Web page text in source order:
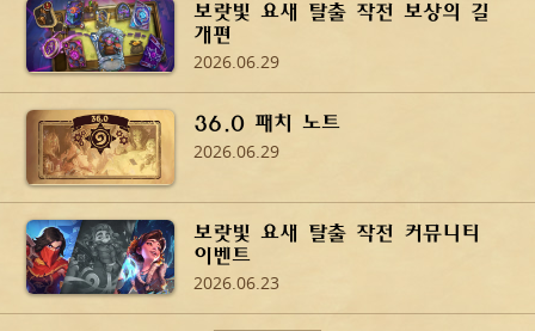
보랏빛 요새 탈출 작전 보상의 길
개편
2026.06.29
36.0 패치 노트
2026.06.29
보랏빛 요새 탈출 작전 커뮤니티
이벤트
2026.06.23